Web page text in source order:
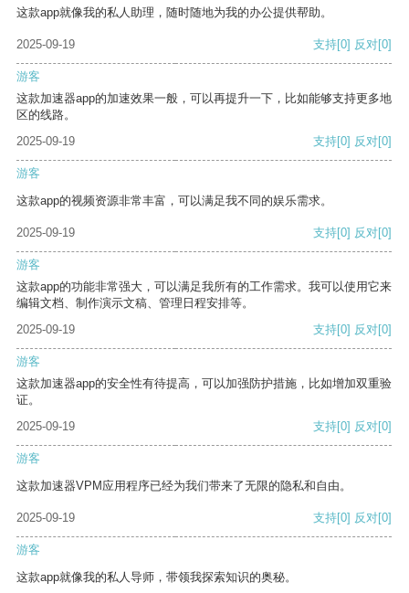
这款app就像我的私人助理，随时随地为我的办公提供帮助。
2025-09-19 支持[0] 反对[0]
游客
这款加速器app的加速效果一般，可以再提升一下，比如能够支持更多地
区的线路。
2025-09-19
支持[0] 反对[0]
游客
这款app的视频资源非常丰富，可以满足我不同的娱乐需求。
2025-09-19 支持[0] 反对[0]
游客
这款app的功能非常强大，可以满足我所有的工作需求。我可以使用它来
编辑文档、制作演示文稿、管理日程安排等。
2025-09-19
支持[0] 反对[0]
游客
这款加速器app的安全性有待提高，可以加强防护措施，比如增加双重验
证。
2025-09-19
支持[0] 反对[0]
游客
这款加速器VPM应用程序已经为我们带来了无限的隐私和自由。
2025-09-19 支持[0] 反对[0]
游客
这款app就像我的私人导师，带领我探索知识的奥秘。